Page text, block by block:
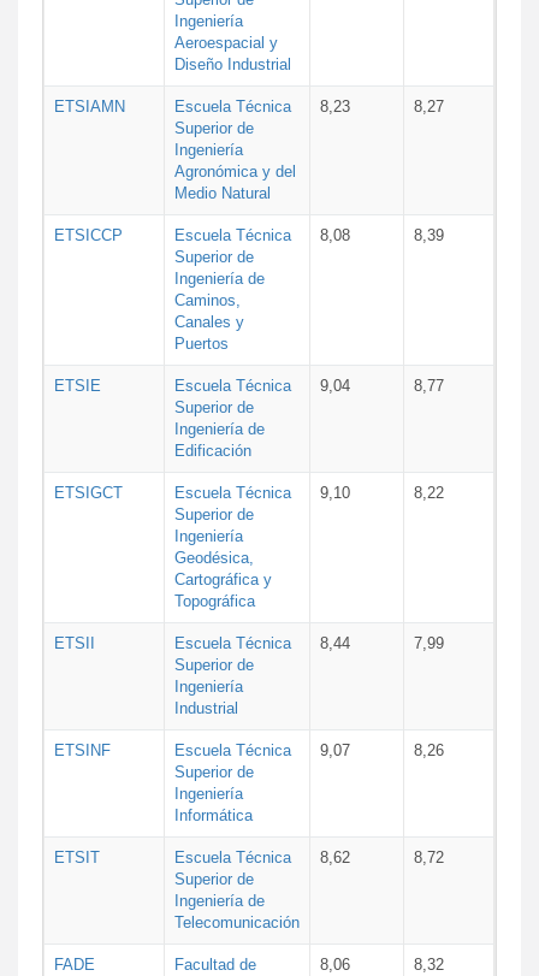
Ingeniería
Aeroespacial y
Diseño Industrial
ETSIAMN
Escuela Técnica
Superior de
Ingeniería
Agronómica y del
Medio Natural
8,23 8,27
ETSICCP
Escuela Técnica
Superior de
Ingeniería de
Caminos,
Canales y
Puertos
8,08 8,39
ETSIE
Escuela Técnica
Superior de
Ingeniería de
Edificación
9,04 8,77
ETSIGCT
Escuela Técnica
Superior de
Ingeniería
Geodésica,
Cartográfica y
Topográfica
9,10 8,22
ETSII
Escuela Técnica
Superior de
Ingeniería
Industrial
8,44 7,99
ETSINF
Escuela Técnica
Superior de
Ingeniería
Informática
9,07 8,26
ETSIT
Escuela Técnica
Superior de
Ingeniería de
Telecomunicación
8,62 8,72
FADE
Facultad de
8,06 8,32